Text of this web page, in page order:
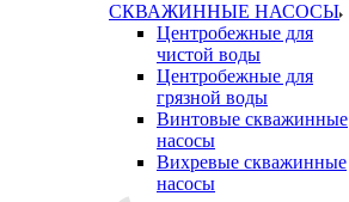
СКВАЖИННЫЕ НАСОСЫ
Центробежные для
чистой воды
Центробежные для
грязной воды
Винтовые скважинные
насосы
Вихревые скважинные
насосы